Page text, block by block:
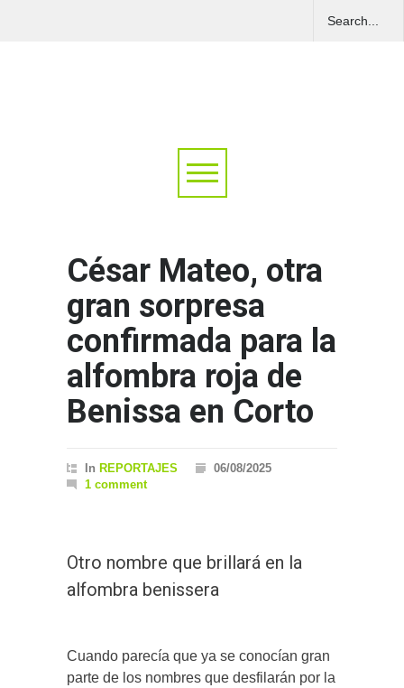
César Mateo, otra
gran sorpresa
confirmada para la
alfombra roja de
Benissa en Corto
In REPORTAJES
06/08/2025
1 comment
Otro nombre que brillará en la
alfombra benissera
Cuando parecía que ya se conocían gran
parte de los nombres que desfilarán por la